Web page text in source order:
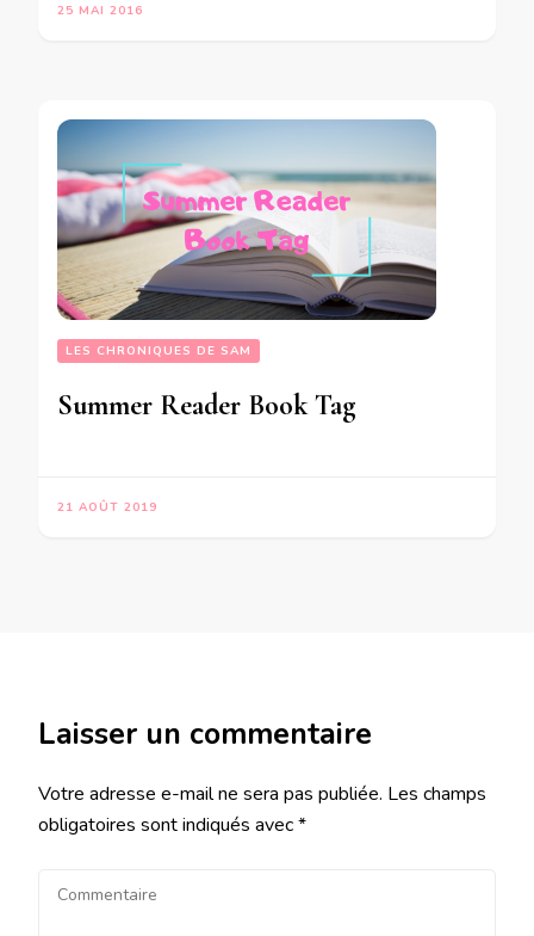
25 MAI 2016
LES CHRONIQUES DE SAM
Summer Reader Book Tag
21 AOÛT 2019
Laisser un commentaire
Votre adresse e-mail ne sera pas publiée. Les champs
obligatoires sont indiqués avec*